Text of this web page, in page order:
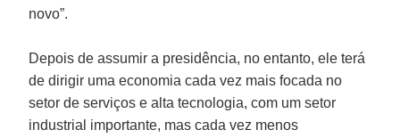
novo”.
Depois de assumir a presidência, no entanto, ele terá
de dirigir uma economia cada vez mais focada no
setor de serviços e alta tecnologia, com um setor
industrial importante, mas cada vez menos